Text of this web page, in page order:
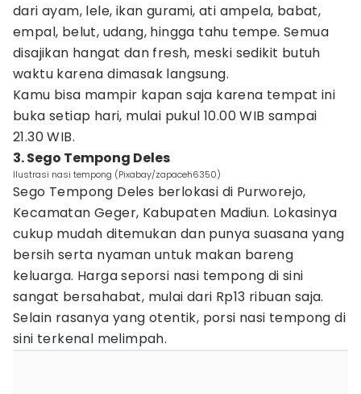
dari ayam, lele, ikan gurami, ati ampela, babat,
empal, belut, udang, hingga tahu tempe. Semua
disajikan hangat dan fresh, meski sedikit butuh
waktu karena dimasak langsung.
Kamu bisa mampir kapan saja karena tempat ini
buka setiap hari, mulai pukul 10.00 WIB sampai
21.30 WIB.
3. Sego Tempong Deles
Ilustrasi nasi tempong (Pixabay/zapaceh6350)
Sego Tempong Deles berlokasi di Purworejo,
Kecamatan Geger, Kabupaten Madiun. Lokasinya
cukup mudah ditemukan dan punya suasana yang
bersih serta nyaman untuk makan bareng
keluarga. Harga seporsi nasi tempong di sini
sangat bersahabat, mulai dari Rp13 ribuan saja.
Selain rasanya yang otentik, porsi nasi tempong di
sini terkenal melimpah.